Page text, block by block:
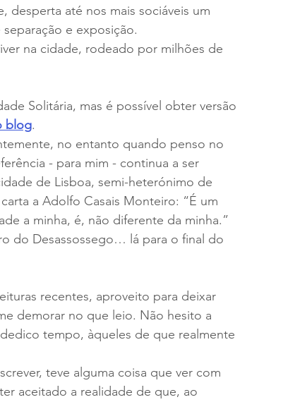
até nos mais sociáveis um
e exposição.
na cidade, rodeado por milhões de
Solitária, mas é possível obter versão
blog.
no entanto quando penso no
- para mim - continua a ser
de Lisboa, semi-heterónimo de
a Adolfo Casais Monteiro: “É um
a minha, é, não diferente da minha.”
do Desassossego… lá para o final do
recentes, aproveito para deixar
demorar no que leio. Não hesito a
tempo, àqueles de que realmente
teve alguma coisa que ver com
aceitado a realidade de que, ao